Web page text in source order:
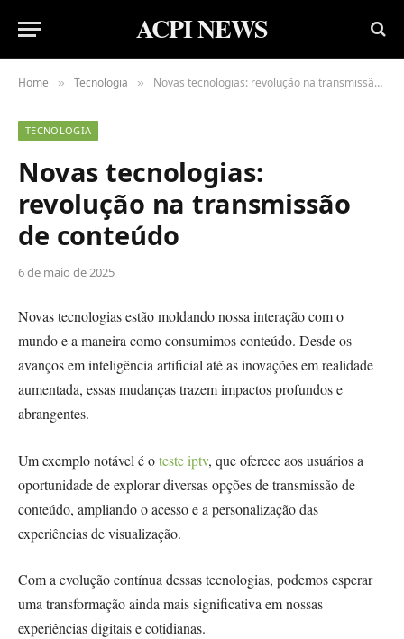
ACPI NEWS
Home » Tecnologia » Novas tecnologias: revolução na transmissão de conteúdo
TECNOLOGIA
Novas tecnologias:
revolução na transmissão
de conteúdo
6 de maio de 2025
Novas tecnologias estão moldando nossa interação com o
mundo e a maneira como consumimos conteúdo. Desde os
avanços em inteligência artificial até as inovações em realidade
aumentada, essas mudanças trazem impactos profundos e
abrangentes.
Um exemplo notável é oteste iptv, que oferece aos usuários a
oportunidade de explorar diversas opções de transmissão de
conteúdo, ampliando o acesso e a personalização das
experiências de visualização.
Com a evolução contínua dessas tecnologias, podemos esperar
uma transformação ainda mais significativa em nossas
experiências digitais e cotidianas.